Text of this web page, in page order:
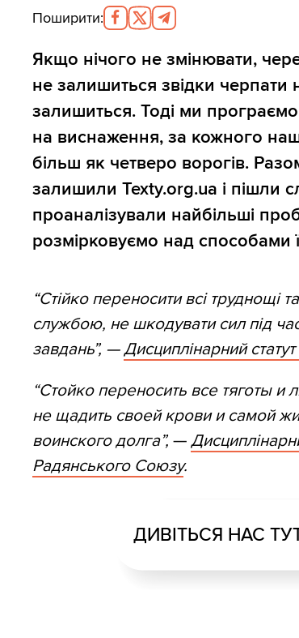
Поширити:
Якщо нічого не змінювати,
не залишиться звідки черпати
залишиться. Тоді ми
на виснаження, за кожного
більш як четверо ворогів.
залишили Texty.org.ua і пішли
проаналізували найбільші
розмірковуємо над способами
“Стійко переносити всі труднощі
службою, не шкодувати сил під
завдань”, — Дисциплінарний
“Стойко переносить все тяготы
не щадить своей крови и самой
воинского долга”, —
Радянського Союзу.
ДИВІТЬСЯ НАС